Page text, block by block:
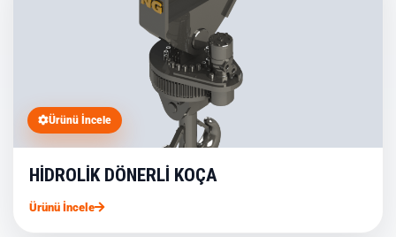
Ürünü İncele
HİDROLİK DÖNERLİ KOÇA
Ürünü İncele